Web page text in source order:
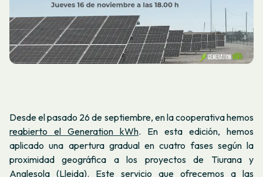
Desde el pasado 26 de septiembre, en la cooperativa hemos
reabierto el Generation kWh. En esta edición, hemos
aplicado una apertura gradual en cuatro fases según la
proximidad geográfica a los proyectos de Tiurana y
Anglesola (Lleida). Este servicio que ofrecemos a las